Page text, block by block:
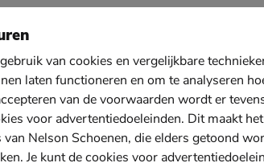
matchen bij je schoenen. Draag hem
cross-body model.
tas direct een chique look geeft. De
van cookies en vergelijkbare
laten functioneren en om te analyseren
van de voorwaarden wordt er
voor advertentiedoeleinden. Dit maakt het
Nelson Schoenen, die elders getoond
Je kunt de cookies voor